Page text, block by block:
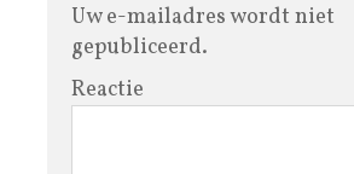
Uw e-mailadres wordt niet
gepubliceerd.
Reactie